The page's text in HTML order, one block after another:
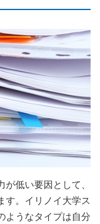
低い要因として、
す。イリノイ大学ス
ようなタイプは自分